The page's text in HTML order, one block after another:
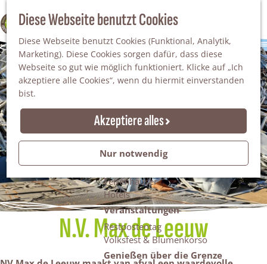
Diese Webseite benutzt Cookies
Diese Webseite benutzt Cookies (Funktional, Analytik,
Marketing). Diese Cookies sorgen dafür, dass diese
Webseite so gut wie möglich funktioniert. Klicke auf „Ich
akzeptiere alle Cookies“, wenn du hiermit einverstanden
bist.
Akzeptiere alles
Nur notwendig
100% WINTERSWIJK
S
u
c
h
e
n
M
e
n
ü
Da staunt man!
Freiheitsbäume
Natur
Naturgebiete
Nationaler Landschaftspark Winterswijk
Der Steingrube
Gärten & Parks
Übernachten
Campingplätze & Ferienparks
Gruppenunterkünfte
Bed & Breakfasts
Ferienhäuser
Hotels
Veranstaltungen
Restpostentag
Volksfest & Blumenkorso
Genießen über die Grenze
N.V. Max de Leeuw